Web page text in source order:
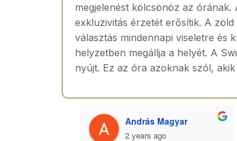
megjelenést kölcsönöz az
exkluzivitás érzetét erősítik. A
választás mindennapi viseletre és
helyzetben megállja a helyét. A
nyújt. Ez az óra azoknak szól,
András Magyar
2 years ago